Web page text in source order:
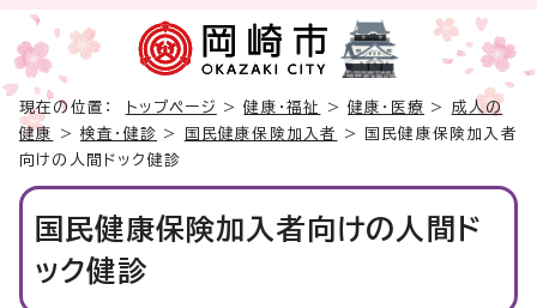
現在の位置： トップページ >健康・福祉 >健康・医療 > 成人の
健康
>検査・健診 > 国民健康保険加入者
> 国民健康保険加入者
向けの人間ドック健診
国民健康保険加入者向けの人間ド
ック健診